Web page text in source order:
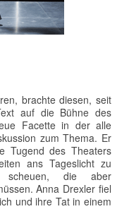
brachte diesen, seit
auf die Bühne des
Facette in der alle
zum Thema. Er
Tugend des Theaters
ans Tageslicht zu
scheuen, die aber
Anna Drexler fiel
und ihre Tat in einem